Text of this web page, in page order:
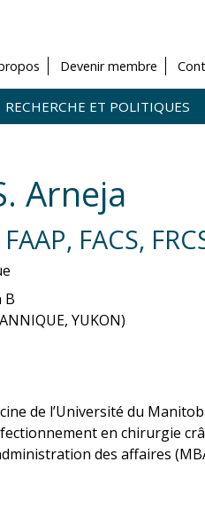
Devenir membre
RECHERCHE ET POLITIQUES
Arneja
FACS,
B
YUKON)
de l’Université du
en chirurgie
des affaires